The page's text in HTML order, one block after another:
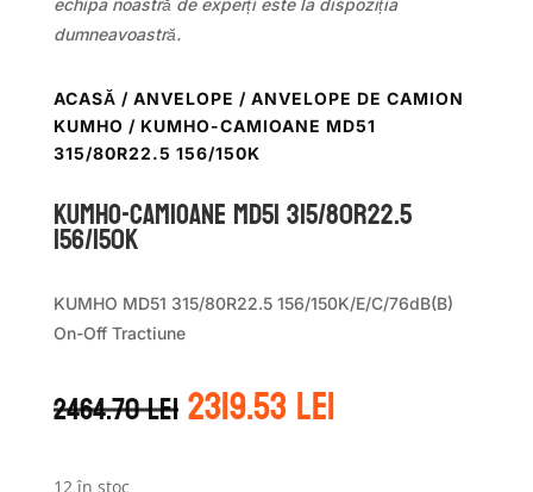
dumneavoastră.
ACASĂ / ANVELOPE / ANVELOPE DE CAMION
KUMHO / KUMHO-CAMIOANE MD51
315/80R22.5 156/150K
KUMHO-CAMIOANE MD51 315/80R22.5
156/150K
KUMHO MD51 315/80R22.5 156/150K/E/C/76dB(B)
On-Off Tractiune
2464.70leiPrețul
inițial
2319.53leiPrețul
curent
12 în stoc